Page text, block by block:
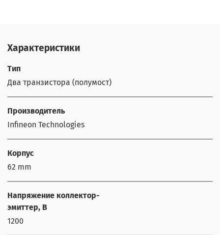
Характеристики
Тип
Два транзистора (полумост)
Производитель
Infineon Technologies
Корпус
62 mm
Напряжение коллектор-
эмиттер, В
1200